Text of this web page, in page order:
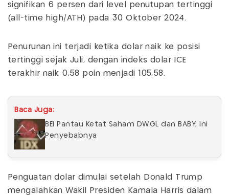
signifikan 6 persen dari level penutupan tertinggi
(all-time high/ATH) pada 30 Oktober 2024.
Penurunan ini terjadi ketika dolar naik ke posisi
tertinggi sejak Juli, dengan indeks dolar ICE
terakhir naik 0,58 poin menjadi 105,58.
Baca Juga:
BEI Pantau Ketat Saham DWGL dan BABY, Ini
Penyebabnya
Penguatan dolar dimulai setelah Donald Trump
mengalahkan Wakil Presiden Kamala Harris dalam